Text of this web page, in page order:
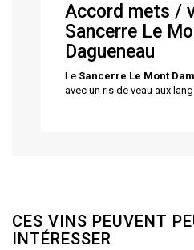
Accord mets /
Sancerre Le
Dagueneau
LeSancerre Le Mont
avec un ris de veau aux
CES VINS PEUVENT
INTÉRESSER